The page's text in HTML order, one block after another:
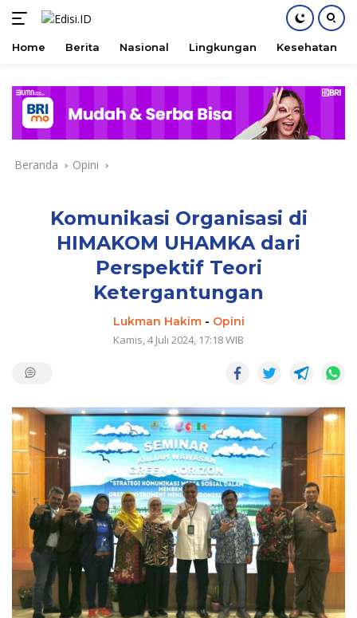
konten
Home Berita Nasional Lingkungan Kesehatan
Beranda Opini
Komunikasi Organisasi di
HIMAKOM UHAMKA dari
Perspektif Teori
Ketergantungan
Lukman Hakim- Opini
Kamis, 4 Juli 2024, 17:18 WIB